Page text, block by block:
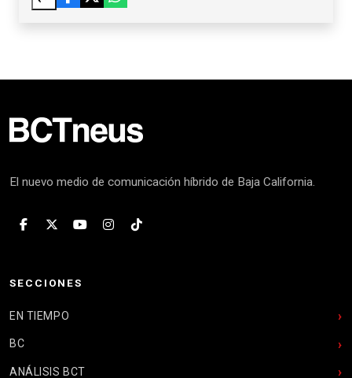
El nuevo medio de comunicación híbrido de Baja California.
SECCIONES
EN TIEMPO
BC
ANÁLISIS BCT